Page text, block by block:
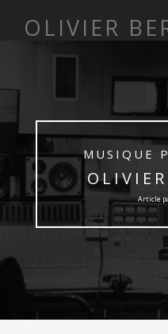
OLIVIER
MUSIQUE
Article